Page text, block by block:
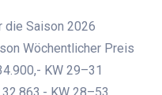
die Saison 2026
Wöchentlicher Preis
KW 29–31